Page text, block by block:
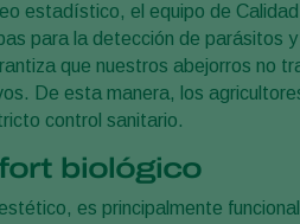
estadístico, el equipo de
para la detección de parásitos
que nuestros abejorros no
De esta manera, los
control sanitario.
biológico
es principalmente